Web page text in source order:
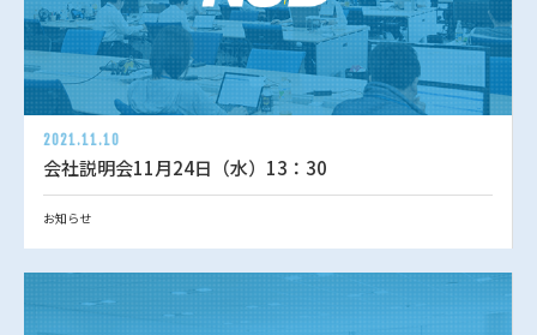
2021.11.10
会社説明会11月24日（水）13：30
お知らせ